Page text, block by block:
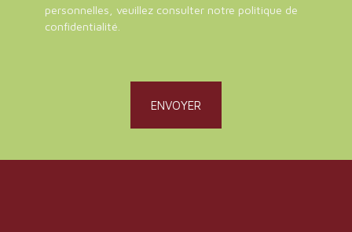
personnelles, veuillez consulter notre politique de
confidentialité
ENVOYER